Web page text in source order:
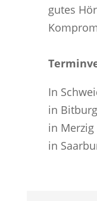
gutes
In
in
in Merzig
in